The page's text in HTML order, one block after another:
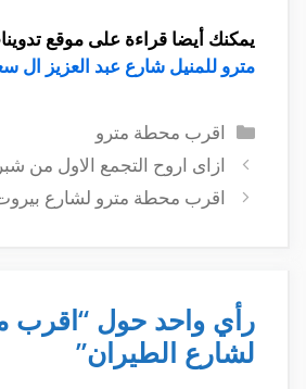
يمكنك أيضا قراءة على موقع
مترو للمنيل شارع عبد العزيز ال
التصنيفات
اقرب محطة مترو
ازاى اروح التجمع الاول من
اقرب محطة مترو لشارع
رأي واحد حول “اقرب
لشارع الطيران”